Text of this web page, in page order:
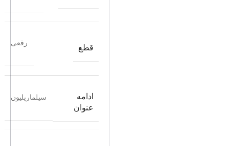
قطع
رقعی
ادامه
عنوان
سیلماریلیون